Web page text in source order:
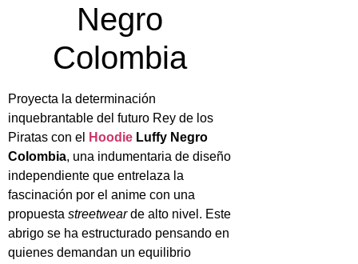
Negro
Colombia
Proyecta la determinación
inquebrantable del futuro Rey de los
Piratas con el
Hoodie Luffy Negro
Colombia, una indumentaria de diseño
independiente que entrelaza la
fascinación por el anime con una
propuesta streetwearde alto nivel. Este
abrigo se ha estructurado pensando en
quienes demandan un equilibrio